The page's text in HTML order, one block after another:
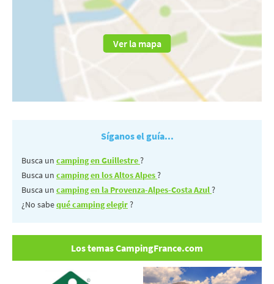
Ver la mapa
Síganos el guía...
Busca un camping en Guillestre?
Busca un camping en los Altos Alpes?
Busca un camping en la Provenza-Alpes-Costa Azul?
¿No sabequé camping elegir?
Los temas CampingFrance.com